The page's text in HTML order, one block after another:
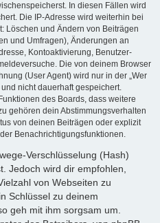
In diesen Fällen wird
Die IP-Adresse wird weiterhin bei
Löschen und Ändern von Beiträgen
und Umfragen), Änderungen an
Kontoaktivierung, Benutzer-
Die von deinem Browser
(User Agent) wird nur in der „Wer
nicht dauerhaft gespeichert.
des Boards, dass weitere
gehören dein Abstimmungsverhalten
von deinen Beiträgen oder explizit
Benachrichtigungsfunktionen.
Verschlüsselung (Hash)
Jedoch wird dir empfohlen,
von Webseiten zu
Schlüssel zu deinem
geh mit ihm sorgsam um.